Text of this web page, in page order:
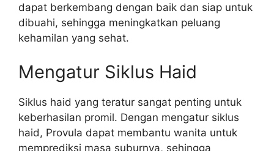
dapat berkembang dengan baik dan siap untuk
dibuahi, sehingga meningkatkan peluang
kehamilan yang sehat.
Mengatur Siklus Haid
Siklus haid yang teratur sangat penting untuk
keberhasilan promil. Dengan mengatur siklus
haid, Provula dapat membantu wanita untuk
memprediksi masa suburnya, sehingga